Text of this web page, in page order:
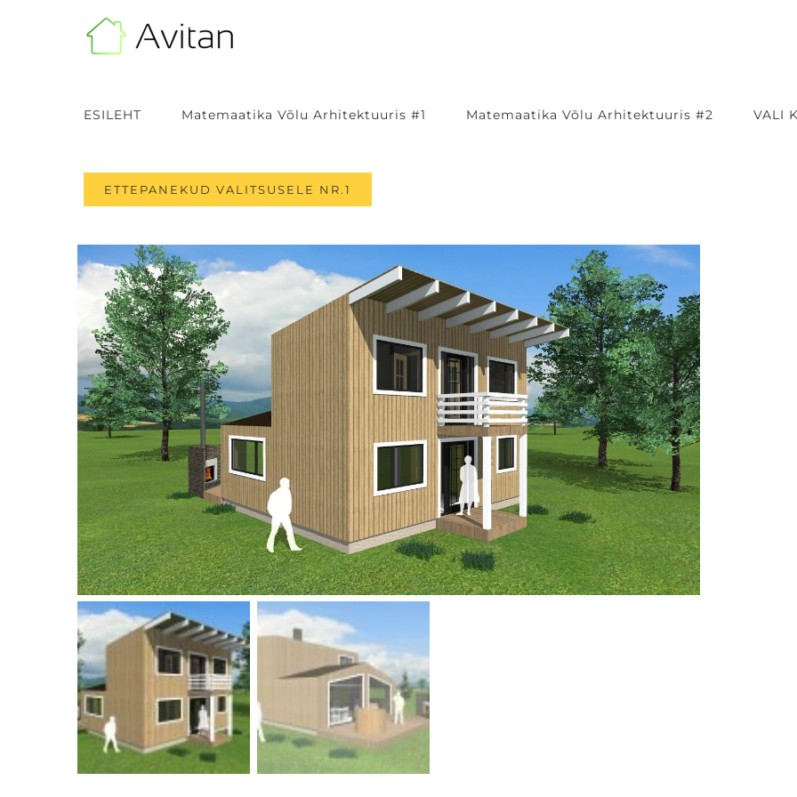
ESILEHT Matemaatika Võlu Arhitektuuris #1 Matemaatika Võlu Arhitektuuris #2 VALI
ETTEPANEKUD VALITSUSELE NR.1